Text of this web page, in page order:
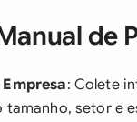
de
: Colete
tamanho, setor e